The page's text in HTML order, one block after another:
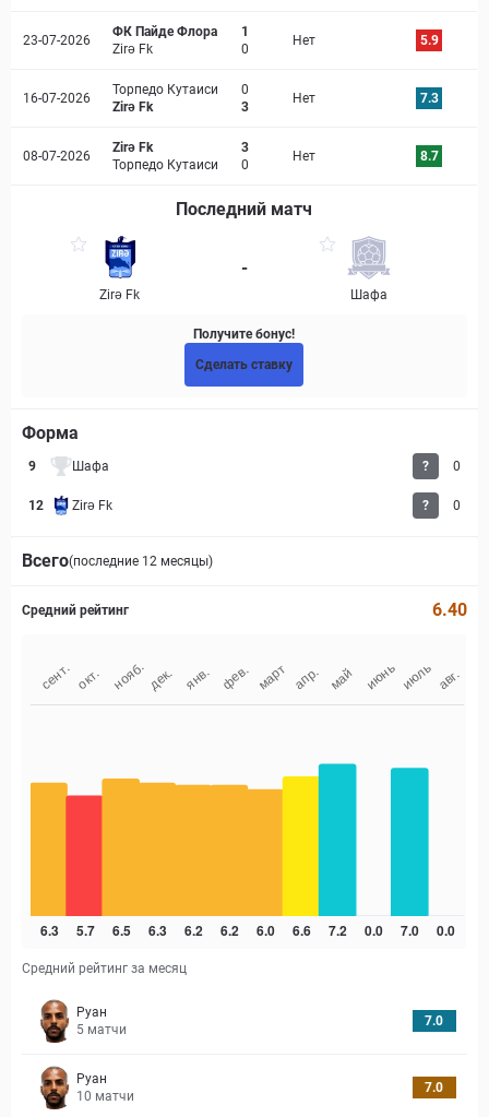
23-07-2026
ФК Пайде Флора
Zirə Fk
1
0
Нет 5.9
16-07-2026
Торпедо Кутаиси
Zirə Fk
0
3
Нет 7.3
08-07-2026
Zirə Fk
Торпедо Кутаиси
3
0
Нет 8.7
Последний матч
Zirə Fk
-
Шафа
Получите бонус!
Сделать ставку
Форма
9 Шафа ? 0
12 Zirə Fk ? 0
Всего(последние 12 месяцы)
Средний рейтинг 6.40
Средний рейтинг за месяц
Руан
5 матчи
7.0
Руан
10 матчи
7.0